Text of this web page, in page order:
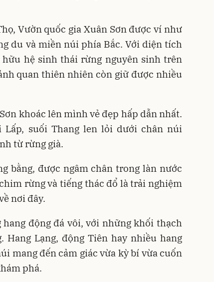
Vườn quốc gia Xuân Sơn được ví như
du và miền núi phía Bắc. Với diện tích
hữu hệ sinh thái rừng nguyên sinh trên
quan thiên nhiên còn giữ được nhiều
khoác lên mình vẻ đẹp hấp dẫn nhất.
Lấp, suối Thang len lỏi dưới chân núi
từ rừng già.
bằng, được ngâm chân trong làn nước
rừng và tiếng thác đổ là trải nghiệm
nơi đây.
hang động đá vôi, với những khối thạch
Lạng, động Tiên hay nhiều hang
mang đến cảm giác vừa kỳ bí vừa cuốn
phá.